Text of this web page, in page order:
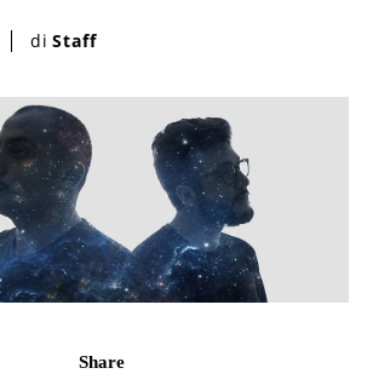
di Staff
Share